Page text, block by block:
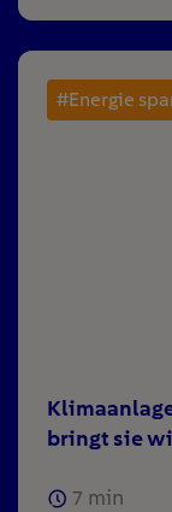
#Energie
bringt sie
7 min